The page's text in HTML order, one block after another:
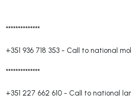
**************
+351 936 718 353 - Call to national
**************
+351 227 662 610 - Call to national